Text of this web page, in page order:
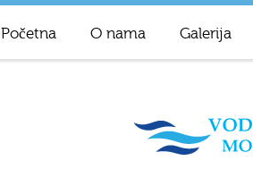
Početna O nama Galerija